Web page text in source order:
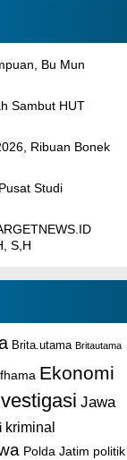
Bu Mun
Sambut HUT
Ribuan Bonek
Studi
S,H
Brita.utama Britautama
Ekonomi
Jawa
kriminal
Polda Jatim politik